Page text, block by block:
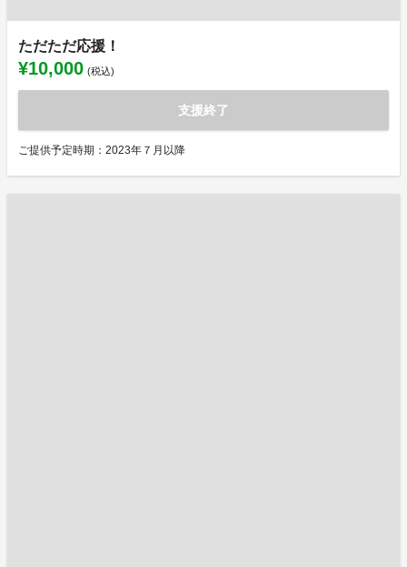
ただただ応援！
¥10,000 (税込)
支援終了
ご提供予定時期：2023年７月以降